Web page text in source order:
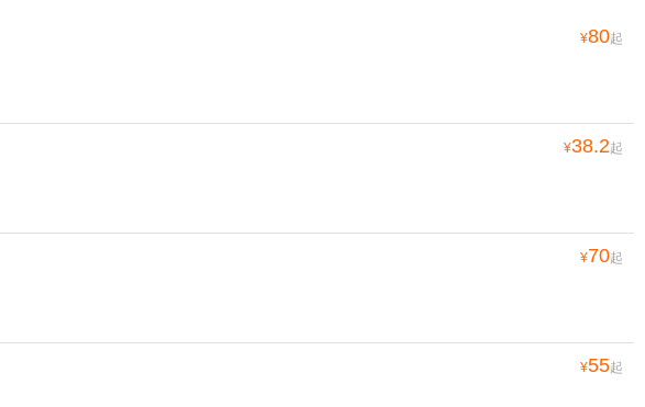
¥80起
¥38.2起
¥70起
¥55起